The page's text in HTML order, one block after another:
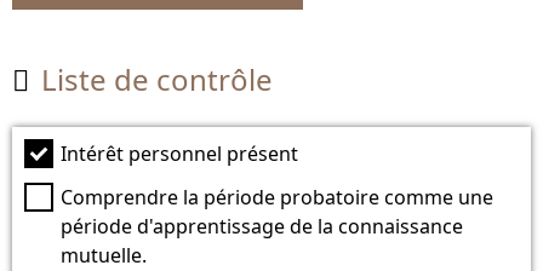
 Liste de contrôle
Intérêt personnel présent
Comprendre la période probatoire comme une
période d'apprentissage de la connaissance
mutuelle.